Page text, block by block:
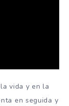
vida y en la
en seguida y